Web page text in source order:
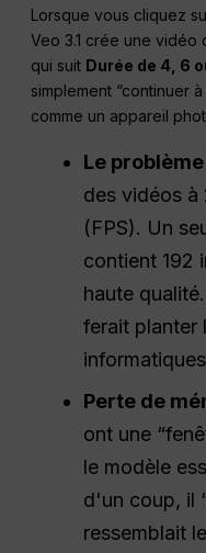
Lorsque vous cliquez
Veo 3.1 crée une
qui suit Durée de 4, 6
simplement “continuer
comme un appareil
Le
des vidéos à
(FPS). Un
contient 192
haute
ferait planter
Perte de
ont une
le modèle
d'un coup, il
ressemblait